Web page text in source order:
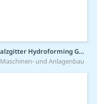
Salzgitter Hydroforming GmbH & Co. KG
Maschinen- und Anlagenbau